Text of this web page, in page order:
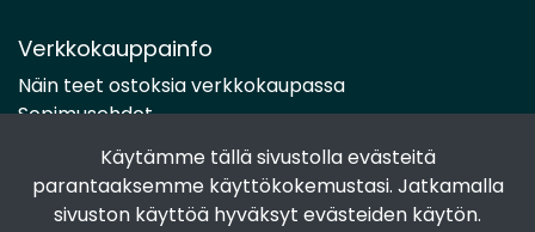
Käytämme tällä sivustolla evästeitä
parantaaksemme käyttökokemustasi. Jatkamalla
sivuston käyttöä hyväksyt evästeiden käytön.
Verkkokauppainfo
Näin teet ostoksia verkkokaupassa
Sopimusehdot
Maksutavat
Tietosuojaseloste